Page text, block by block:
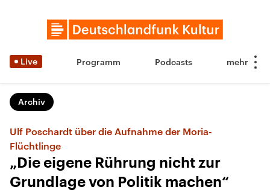
Live Programm Podcasts
Archiv
Ulf Poschardt über die Aufnahme der Moria-
Flüchtlinge
„Die eigene Rührung nicht zur
Grundlage von Politik machen“